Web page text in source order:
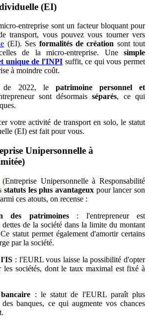
(EI)
entreprise sont un facteur bloquant pour
transport, vous pouvez vous tourner vers
(EI). Ses formalités de création sont tout
de la micro-entreprise. Une simple
unique de l'INPI suffit, ce qui vous permet
à moindre coût.
de 2022, le patrimoine personnel et
sont désormaisséparés, ce qui
votre activité de transport en solo, le statut
(EI) est fait pour vous.
Unipersonnelle à
(Entreprise Unipersonnelle à Responsabilité
statuts les plus avantageuxpour lancer son
ces atouts, on recense :
des patrimoines: l'entrepreneur est
dettes de la société dans la limite du montant
statut permet également d'amortir certains
par la société.
l'IS : l'EURL vous laisse la possibilité d'opter
les sociétés, dont le taux maximal est fixé à
: le statut de l'EURL paraît plus
banques, ce qui augmente vos chances